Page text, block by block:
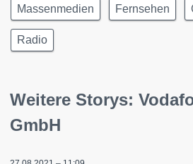
Massenmedien Fernsehen
Radio
Weitere Storys:
GmbH